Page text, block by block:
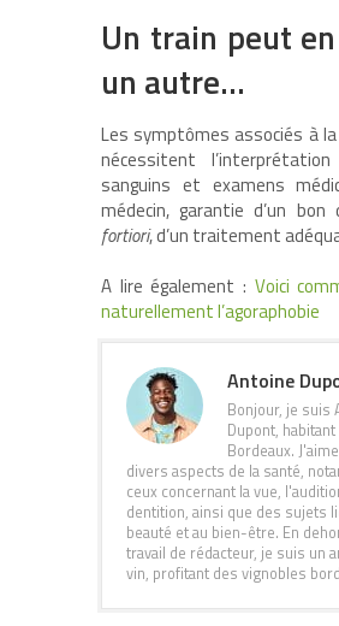
Un train peut
un autre…
Les symptômes associés à
nécessitent
sanguins et examens
médecin, garantie d’un bon
fortiori, d’un traitement
A lire également : Voici
naturellement l’agoraphobie
Antoine
Bonjour, je suis
Dupont, habitant
Bordeaux.
divers aspects de la santé,
ceux concernant la vue,
dentition, ainsi que des sujets
beauté et au bien-être. En
travail de rédacteur, je suis un
vin, profitant des vignobles